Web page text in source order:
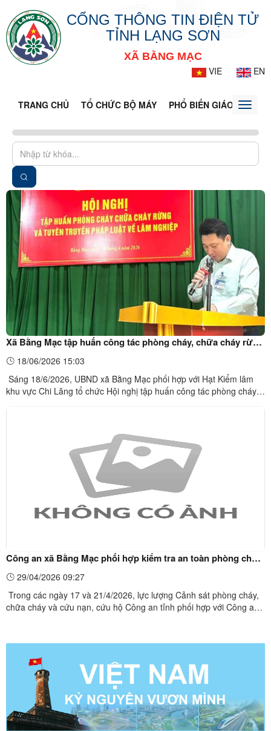
CỔNG THÔNG TIN ĐIỆN TỬ
TỈNH LẠNG SƠN
XÃ BẰNG MẠC
VIE
EN
TRANG CHỦ TỔ CHỨC BỘ MÁY PHỔ BIẾN GIÁO DỤCToggle
Xã Bằng Mạc tập huấn công tác phòng cháy, chữa cháy rừng
và tuyên truyền pháp luật về lâm nghiệp năm 2026
18/06/2026 15:03
Sáng 18/6/2026, UBND xã Bằng Mạc phối hợp với Hạt Kiểm lâm
khu vực Chi Lăng tổ chức Hội nghị tập huấn công tác phòng cháy,
Công an xã Bằng Mạc phối hợp kiểm tra an toàn phòng cháy,
chữa cháy tại các trường mầm non
29/04/2026 09:27
Trong các ngày 17 và 21/4/2026, lực lượng Cảnh sát phòng cháy,
chữa cháy và cứu nạn, cứu hộ Công an tỉnh phối hợp với Công an
bàn.Hoạt động kiểm tra tập trung vào các nội dung: hồ ...